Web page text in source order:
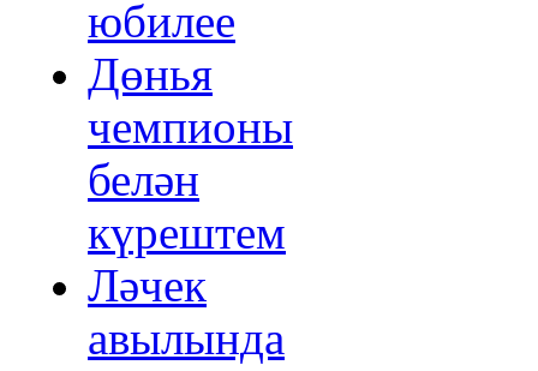
юбилее
Дөнья
чемпионы
белән
күрештем
Ләчек
авылында